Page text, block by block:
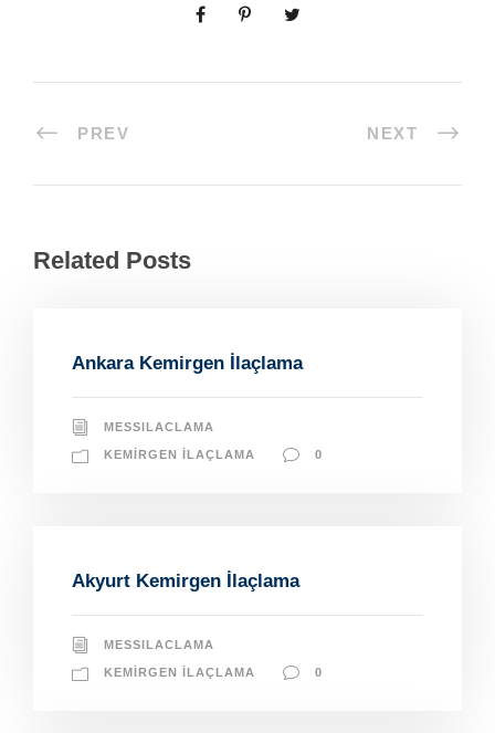
PREV NEXT
Related Posts
Ankara Kemirgen İlaçlama
MESSILACLAMA
KEMIRGEN İLAÇLAMA 0
Akyurt Kemirgen İlaçlama
MESSILACLAMA
KEMIRGEN İLAÇLAMA 0